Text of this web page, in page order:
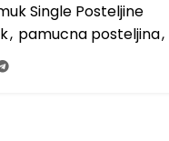
Single Posteljine
, pamucna posteljina,